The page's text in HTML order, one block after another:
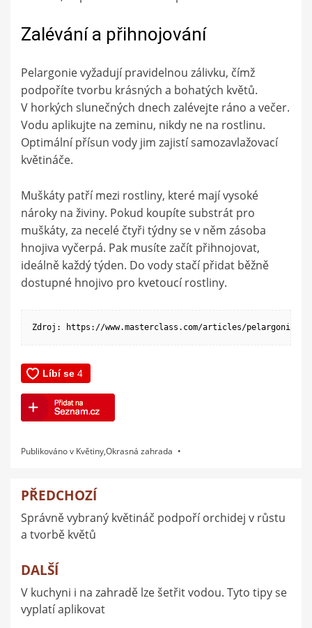
Zalévání a přihnojování
Pelargonie vyžadují pravidelnou zálivku, čímž
podpoříte tvorbu krásných a bohatých květů.
V horkých slunečných dnech zalévejte ráno a večer.
Vodu aplikujte na zeminu, nikdy ne na rostlinu.
Optimální přísun vody jim zajistí samozavlažovací
květináče.
Muškáty patří mezi rostliny, které mají vysoké
nároky na živiny. Pokud koupíte substrát pro
muškáty, za necelé čtyři týdny se v něm zásoba
hnojiva vyčerpá. Pak musíte začít přihnojovat,
ideálně každý týden. Do vody stačí přidat běžně
dostupné hnojivo pro kvetoucí rostliny.
Zdroj: https://www.masterclass.com/articles/pelargonium-
Publikováno v Květiny,Okrasná zahrada
Navigace
pro
příspěvek
PŘEDCHOZÍ
Správně vybraný květináč podpoří orchidej v růstu
a tvorbě květů
DALŠÍ
V kuchyni i na zahradě lze šetřit vodou. Tyto tipy se
vyplatí aplikovat